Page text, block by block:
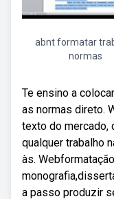
abnt formatar
normas
Te ensino a
as normas direto.
texto do mercado,
qualquer trabalho
às.
a passo produzir